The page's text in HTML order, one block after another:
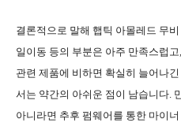
결론적으로 말해 햅틱 아몰레드 무
일이동 등의 부분은 아주 만족스럽
관련 제품에 비하면 확실히 늘어나
서는 약간의 아쉬운 점이 남습니다.
아니라면 추후 펌웨어를 통한 마이